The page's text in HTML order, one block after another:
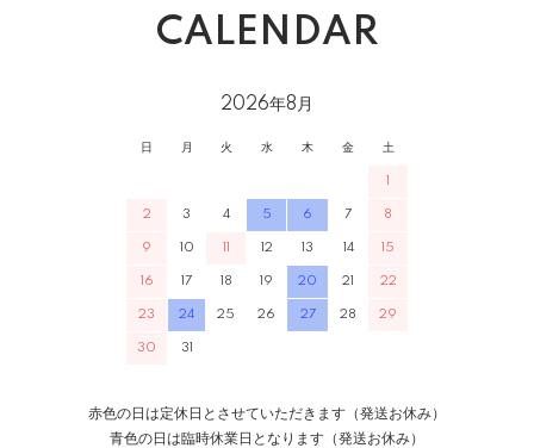
CALENDAR
2026年8月
日 月 火 水 木 金 土
1
2 3 4 5 6 7 8
9 10 11 12 13 14 15
16 17 18 19 20 21 22
23 24 25 26 27 28 29
30 31
赤色の日は定休日とさせていただきます（発送お休み）
青色の日は臨時休業日となります（発送お休み）